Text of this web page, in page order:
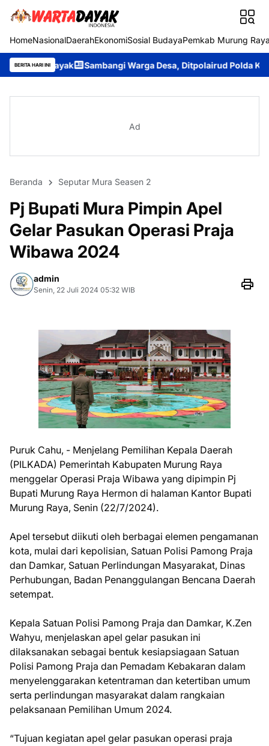
HomeNasionalDaerahEkonomiSosial BudayaPemkab Murung
BERITA HARI INI
Sambangi Warga Desa, Ditpolairud Polda Kalteng
Ad
Beranda Seputar Mura Seasen 2
Pj Bupati Mura Pimpin Apel
Gelar Pasukan Operasi Praja
Wibawa 2024
admin
Senin, 22 Juli 2024 05:32 WIB
Puruk Cahu, - Menjelang Pemilihan Kepala Daerah
(PILKADA) Pemerintah Kabupaten Murung Raya
menggelar Operasi Praja Wibawa yang dipimpin Pj
Bupati Murung Raya Hermon di halaman Kantor Bupati
Murung Raya, Senin (22/7/2024).
Apel tersebut diikuti oleh berbagai elemen pengamanan
kota, mulai dari kepolisian, Satuan Polisi Pamong Praja
dan Damkar, Satuan Perlindungan Masyarakat, Dinas
Perhubungan, Badan Penanggulangan Bencana Daerah
setempat.
Kepala Satuan Polisi Pamong Praja dan Damkar, K.Zen
Wahyu, menjelaskan apel gelar pasukan ini
dilaksanakan sebagai bentuk kesiapsiagaan Satuan
Polisi Pamong Praja dan Pemadam Kebakaran dalam
menyelenggarakan ketentraman dan ketertiban umum
serta perlindungan masyarakat dalam rangkaian
pelaksanaan Pemilihan Umum 2024.
“Tujuan kegiatan apel gelar pasukan operasi praja